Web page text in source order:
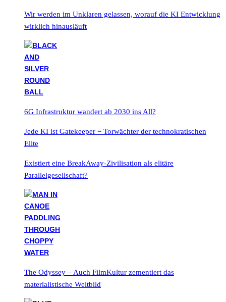
Wir werden im Unklaren gelassen, worauf die KI Entwicklung
wirklich hinausläuft
6G Infrastruktur wandert ab 2030 ins All?
Jede KI ist Gatekeeper = Torwächter der technokratischen
Elite
Existiert eine BreakAway-Zivilisation als elitäre
Parallelgesellschaft?
The Odyssey – Auch FilmKultur zementiert das
materialistische Weltbild